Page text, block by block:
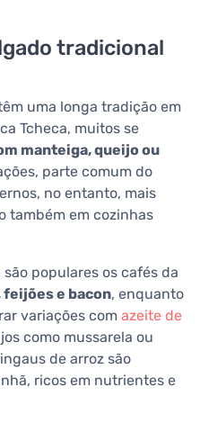
tradicional
uma longa tradição em
Tcheca, muitos se
manteiga, queijo ou
parte comum do
no entanto, mais
também em cozinhas
populares os cafés da
feijões e bacon, enquanto
variações com azeite de
como mussarela ou
de arroz são
ricos em nutrientes e